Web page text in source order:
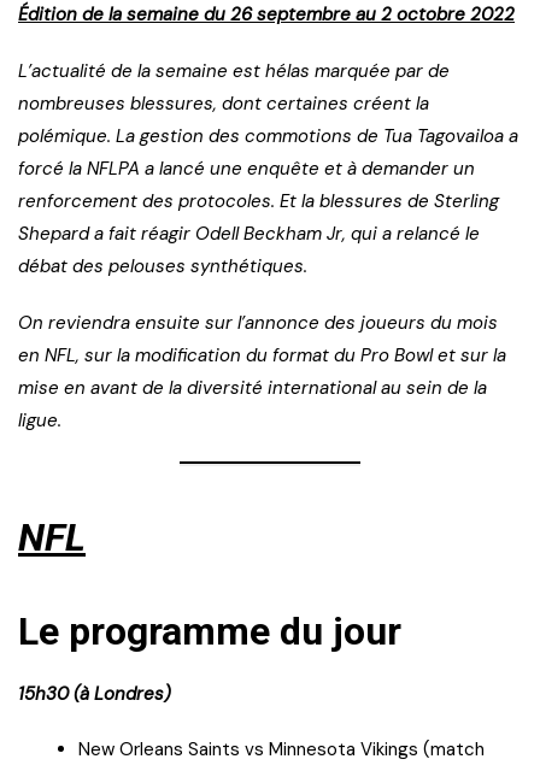
Édition de la semaine du 26 septembre au 2 octobre 2022
L’actualité de la semaine est hélas marquée par de
nombreuses blessures, dont certaines créent la
polémique. La gestion des commotions de Tua Tagovailoa a
forcé la NFLPA a lancé une enquête et à demander un
renforcement des protocoles. Et la blessures de Sterling
Shepard a fait réagir Odell Beckham Jr, qui a relancé le
débat des pelouses synthétiques.
On reviendra ensuite sur l’annonce des joueurs du mois
en NFL, sur la modification du format du Pro Bowl et sur la
mise en avant de la diversité international au sein de la
ligue.
NFL
Le programme du jour
15h30 (à Londres)
New Orleans Saints vs Minnesota Vikings (match